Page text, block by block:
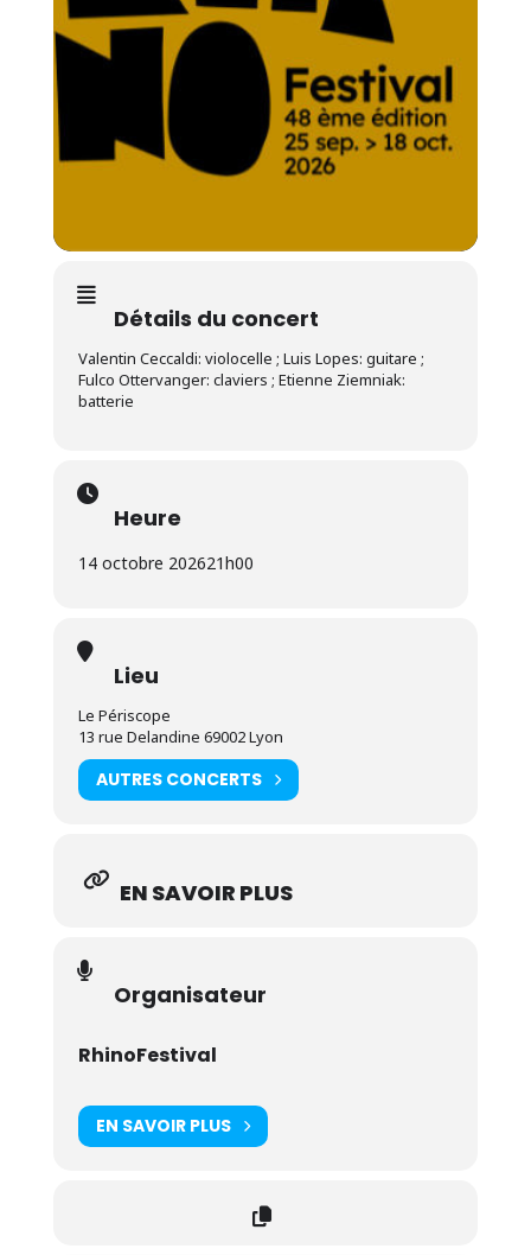
Détails du concert
Valentin Ceccaldi: violocelle ; Luis Lopes: guitare ;
Fulco Ottervanger: claviers ; Etienne Ziemniak:
batterie
Heure
14 octobre 202621h00
Lieu
Le Périscope
13 rue Delandine 69002 Lyon
AUTRES CONCERTS
EN SAVOIR PLUS
Organisateur
RhinoFestival
EN SAVOIR PLUS